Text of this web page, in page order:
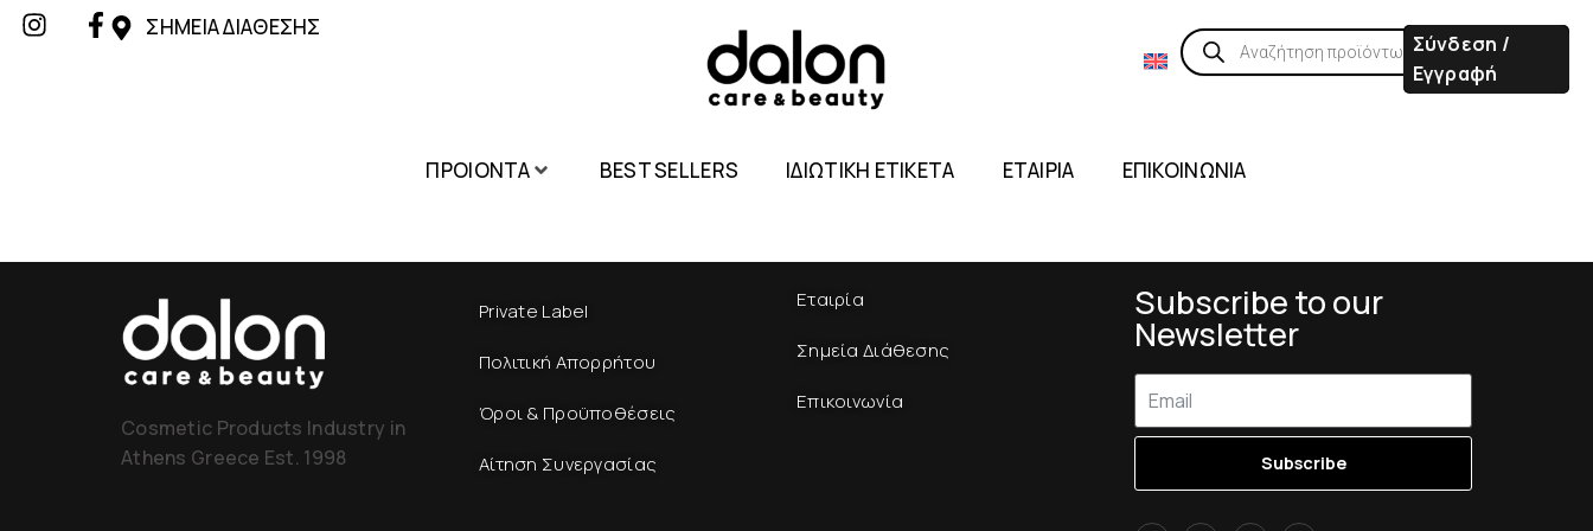
ΣΗΜΕΙΑ ΔΙΑΘΕΣΗΣ
Σύνδεση /
Εγγραφή
ΠΡΟΙΟΝΤΑ BEST SELLERS ΙΔΙΩΤΙΚΗ ΕΤΙΚΕΤΑ ΕΤΑΙΡΙΑ ΕΠΙΚΟΙΝΩΝΙΑ
Cosmetic Products Industry in
Athens Greece Est. 1998
Private Label
Πολιτική Απορρήτου
Όροι & Προϋποθέσεις
Αίτηση Συνεργασίας
Εταιρία
Σημεία Διάθεσης
Επικοινωνία
Subscribe to our
Newsletter
Subscribe